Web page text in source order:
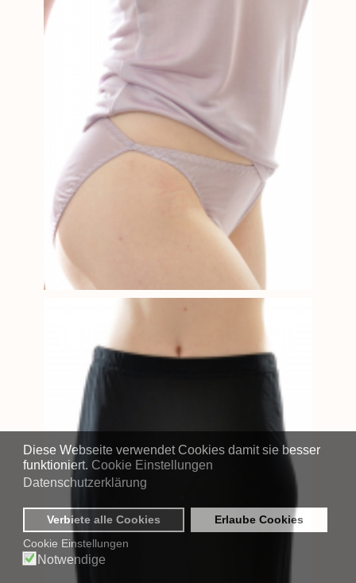
Diese Webseite verwendet Cookies damit sie besser
funktioniert. Cookie Einstellungen
Datenschutzerklärung
Verbiete alle Cookies
Erlaube Cookies
Cookie Einstellungen
Notwendige